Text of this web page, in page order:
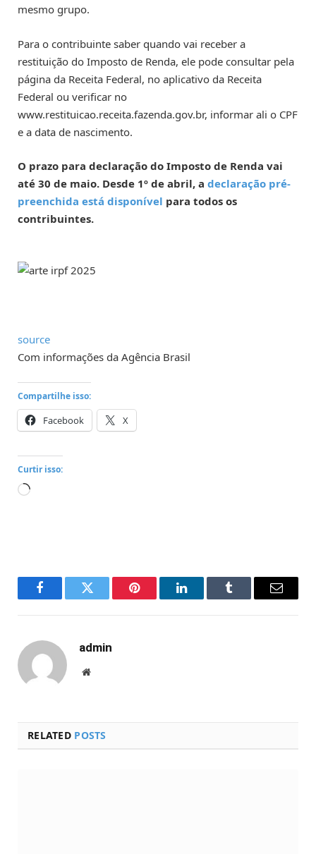
mesmo grupo.
Para o contribuinte saber quando vai receber a
restituição do Imposto de Renda, ele pode consultar pela
página da Receita Federal, no aplicativo da Receita
Federal ou verificar no
www.restituicao.receita.fazenda.gov.br, informar ali o CPF
e a data de nascimento.
O prazo para declaração do Imposto de Renda vai
até 30 de maio. Desde 1º de abril, a declaração pré-
preenchida está disponível para todos os
contribuintes.
source
Com informações da Agência Brasil
Compartilhe isso:
Facebook X
Curtir isso:
Carregando...
FacebookTwitter Pinterest LinkedInTumblr Email
admin
Website
RELATED POSTS